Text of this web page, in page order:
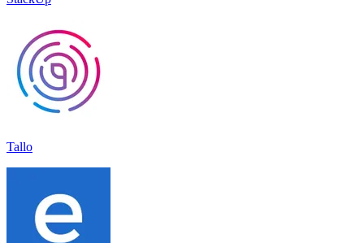
Tallo